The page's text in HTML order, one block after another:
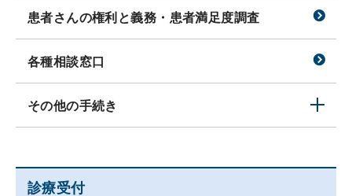
患者さんの権利と義務・患者満足度調査
各種相談窓口
その他の手続き
診療受付